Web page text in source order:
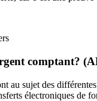
comptant?
au sujet des
électroniques de